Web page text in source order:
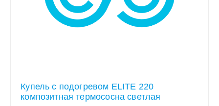
Купель с подогревом ELITE 220
композитная термососна светлая